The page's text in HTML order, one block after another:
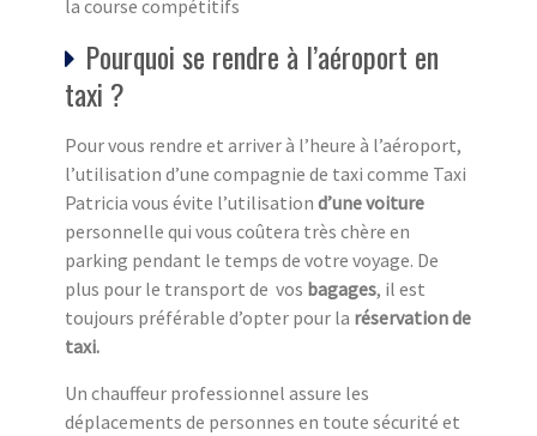
la course compétitifs
Pourquoi se rendre à l’aéroport en
taxi ?
Pour vous rendre et arriver à l’heure à l’aéroport,
l’utilisation d’une compagnie de taxi comme Taxi
Patricia vous évite l’utilisation d’une voiture
personnelle qui vous coûtera très chère en
parking pendant le temps de votre voyage. De
plus pour le transport de vos bagages, il est
toujours préférable d’opter pour la réservation de
taxi.
Un chauffeur professionnel assure les
déplacements de personnes en toute sécurité et